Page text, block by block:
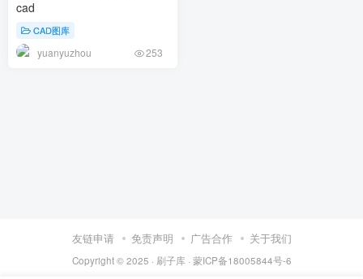
cad
CAD图库
yuanyuzhou 253
友链申请 免责声明 广告合作 关于我们
Copyright © 2025 · 刷子库 · 蒙ICP备18005844号-6